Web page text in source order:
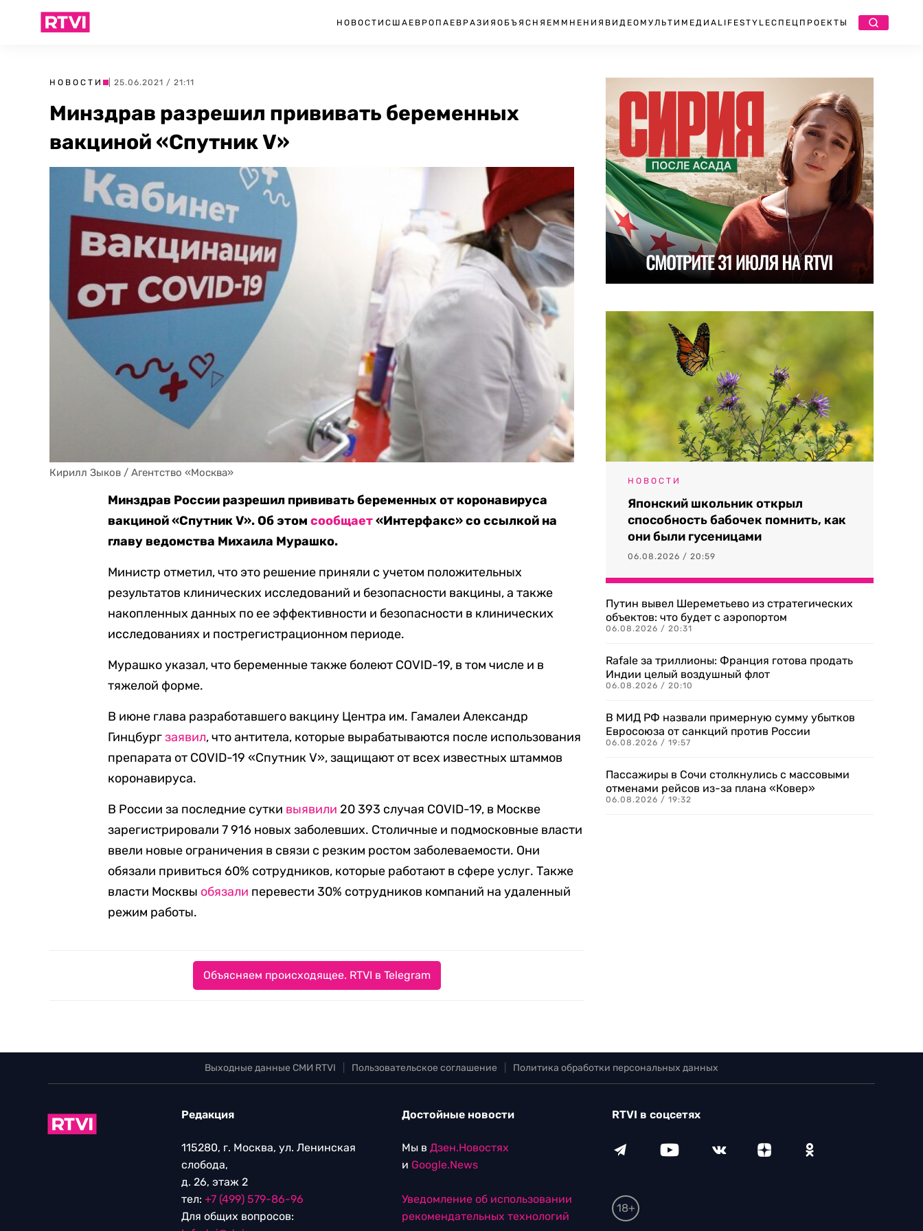
НОВОСТИ США ЕВРОПА ЕВРАЗИЯ ОБЪЯСНЯЕМ МНЕНИЯ ВИДЕО МУЛЬТИМЕДИА LIFESTYLEСПЕЦПРОЕКТЫ
НОВОСТИ | 25.06.2021 / 21:11
Минздрав разрешил прививать беременных
вакциной «Спутник V»
Кирилл Зыков / Агентство «Москва»
Минздрав России разрешил прививать беременных от коронавируса
вакциной «Спутник V». Об этомсообщает«Интерфакс» со ссылкой на
главу ведомства Михаила Мурашко.
Министр отметил, что это решение приняли с учетом положительных
результатов клинических исследований и безопасности вакцины, а также
накопленных данных по ее эффективности и безопасности в клинических
исследованиях и пострегистрационном периоде.
Мурашко указал, что беременные также болеют COVID-19, в том числе и в
тяжелой форме.
В июне глава разработавшего вакцину Центра им. Гамалеи Александр
Гинцбургзаявил, что антитела, которые вырабатываются после использования
препарата от COVID-19 «Спутник V», защищают от всех известных штаммов
коронавируса.
В России за последние сутки выявили 20 393 случая COVID-19, в Москве
зарегистрировали 7 916 новых заболевших. Столичные и подмосковные власти
ввели новые ограничения в связи с резким ростом заболеваемости. Они
обязали привиться 60% сотрудников, которые работают в сфере услуг. Также
власти Москвы обязали перевести 30% сотрудников компаний на удаленный
режим работы.
Объясняем происходящее. RTVI в Telegram
НОВОСТИ
Японский школьник открыл
способность бабочек помнить, как
они были гусеницами
06.08.2026 / 20:59
Путин вывел Шереметьево из стратегических
объектов: что будет с аэропортом
06.08.2026 / 20:31
Rafale за триллионы: Франция готова продать
Индии целый воздушный флот
06.08.2026 / 20:10
В МИД РФ назвали примерную сумму убытков
Евросоюза от санкций против России
06.08.2026 / 19:57
Пассажиры в Сочи столкнулись с массовыми
отменами рейсов из-за плана «Ковер»
06.08.2026 / 19:32
Выходные данные СМИ RTVI Пользовательское соглашение Политика обработки персональных данных
Редакция
115280, г. Москва, ул. Ленинская
слобода,
д. 26, этаж 2
тел: +7 (499) 579-86-96
Для общих вопросов:
Достойные новости
Мы в Дзен.Новостях
и Google.News
Уведомление об использовании
рекомендательных технологий
RTVI в соцсетях
18+